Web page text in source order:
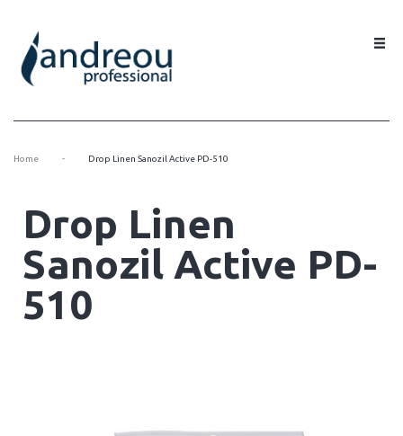
Home - Drop Linen Sanozil Active PD-510
Drop Linen
Sanozil Active PD-
510